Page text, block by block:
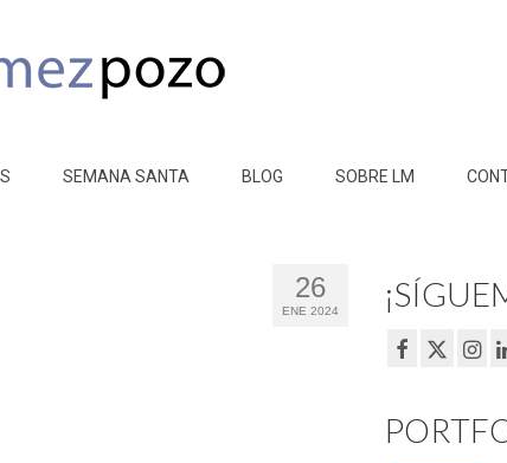
SEMANA SANTA BLOG SOBRE LM
26
ENE 2024